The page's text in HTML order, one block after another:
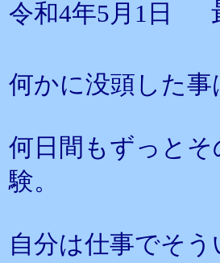
令和4年5月1日
何かに没頭した
何日間もずっと
験。
自分は仕事でそ